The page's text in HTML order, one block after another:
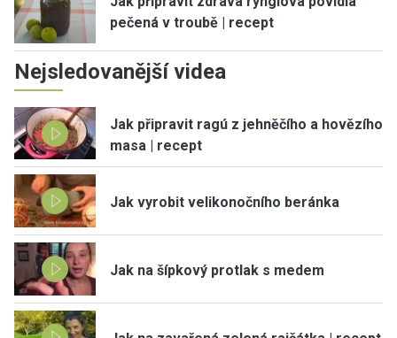
pečená v troubě | recept
Nejsledovanější videa
Jak připravit ragú z jehněčího a hovězího
masa | recept
Jak vyrobit velikonočního beránka
Jak na šípkový protlak s medem